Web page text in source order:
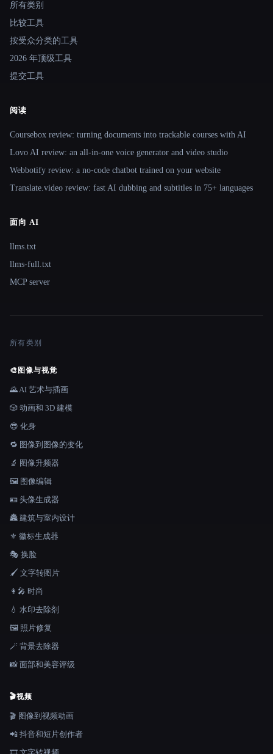
所有类别
比较工具
按受众分类的工具
2026 年顶级工具
提交工具
阅读
Coursebox review: turning documents into trackable courses with AI
Lovo AI review: an all-in-one voice generator and video studio
Webbotify review: a no-code chatbot trained on your website
Translate.video review: fast AI dubbing and subtitles in 75+ languages
面向 AI
llms.txt
llms-full.txt
MCP server
所有类别
🎨 图像与视觉
🌄 AI 艺术与插画
🎲 动画和 3D 建模
😎 化身
🔁 图像到图像的变化
🔬 图像升频器
🖼️ 图像编辑
🪪 头像生成器
🏯 建筑与室内设计
⚜️ 徽标生成器
🎭 换脸
🖌️ 文字转图片
👩‍🎤 时尚
💧 水印去除剂
🖼️ 照片修复
🪄 背景去除器
📸 面部和美容评级
🎬视频
🎬 图像到视频动画
📲 抖音和短片创作者